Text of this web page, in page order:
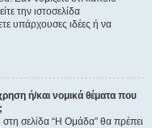
την ιστοσελίδα
υπάρχουσες ιδέες ή να
ή/και νομικά θέματα που
στη σελίδα “Η Ομάδα” θα πρέπει